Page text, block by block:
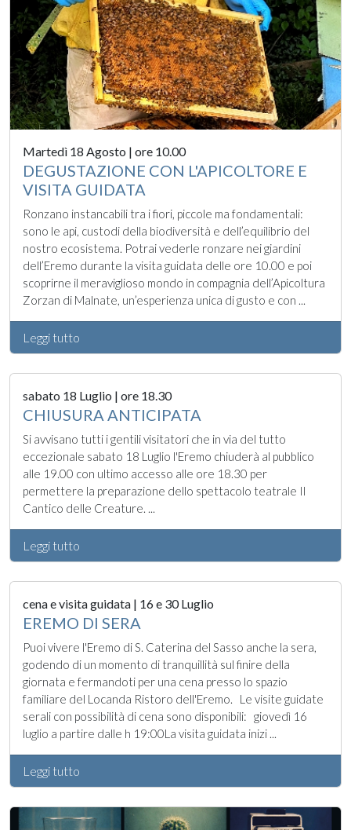
Martedì 18 Agosto | ore 10.00
DEGUSTAZIONE CON L'APICOLTORE E
VISITA GUIDATA
Ronzano instancabili tra i fiori, piccole ma fondamentali:
sono le api, custodi della biodiversità e dell’equilibrio del
nostro ecosistema. Potrai vederle ronzare nei giardini
dell’Eremo durante la visita guidata delle ore 10.00 e poi
scoprirne il meraviglioso mondo in compagnia dell’Apicoltura
Zorzan di Malnate, un’esperienza unica di gusto e con ...
Leggi tutto
sabato 18 Luglio | ore 18.30
CHIUSURA ANTICIPATA
Si avvisano tutti i gentili visitatori che in via del tutto
eccezionale sabato 18 Luglio l'Eremo chiuderà al pubblico
alle 19.00 con ultimo accesso alle ore 18.30 per
permettere la preparazione dello spettacolo teatrale Il
Cantico delle Creature. ...
Leggi tutto
cena e visita guidata | 16 e 30 Luglio
EREMO DI SERA
Puoi vivere l'Eremo di S. Caterina del Sasso anche la sera,
godendo di un momento di tranquillità sul finire della
giornata e fermandoti per una cena presso lo spazio
familiare del Locanda Ristoro dell'Eremo. Le visite guidate
serali con possibilità di cena sono disponibili: giovedì 16
luglio a partire dalle h 19:00La visita guidata inizi ...
Leggi tutto